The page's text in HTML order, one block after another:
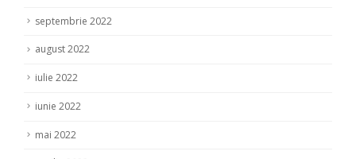
septembrie 2022
august 2022
iulie 2022
iunie 2022
mai 2022